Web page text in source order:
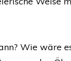
Wie wäre